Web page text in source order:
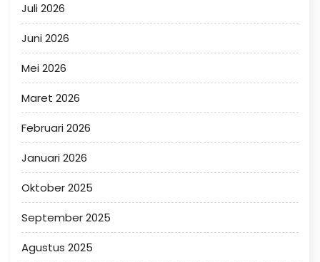
Juli 2026
Juni 2026
Mei 2026
Maret 2026
Februari 2026
Januari 2026
Oktober 2025
September 2025
Agustus 2025